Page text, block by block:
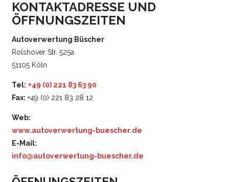
KONTAKTADRESSE UND
ÖFFNUNGSZEITEN
Autoverwertung Büscher
Rolshover Str. 525a
51105 Köln
Tel: +49 (0) 221 83 63 90
Fax: +49 (0) 221 83 28 12
Web:
www.autoverwertung-buescher.de
E-Mail:
info@autoverwertung-buescher.de